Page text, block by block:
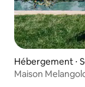
Hébergement ⋅
Maison